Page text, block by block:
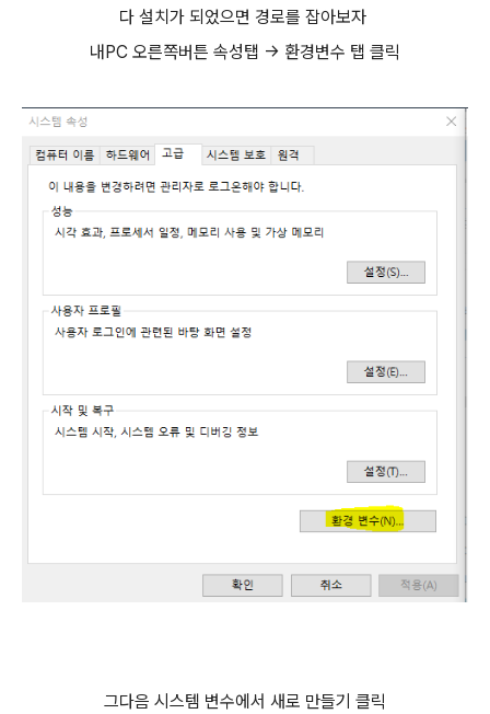
다 설치가 되었으면 경로를 잡아보자
내PC 오른쪽버튼 속성탭 -> 환경변수 탭 클릭
그다음 시스템 변수에서 새로 만들기 클릭